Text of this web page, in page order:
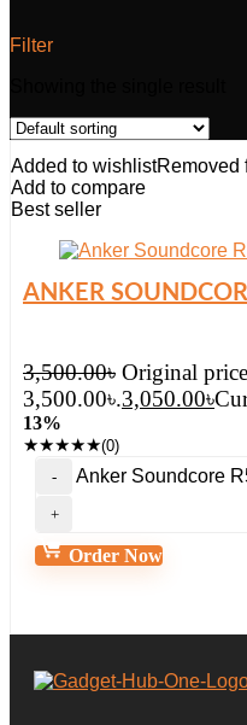
Filter
Added to wishlistRemoved
Add to compare
Best seller
ANKER
3,500.00৳ Original
3,500.00৳.3,050.00৳
13%
★★★★★(0)
Anker Soundcore
Order Now